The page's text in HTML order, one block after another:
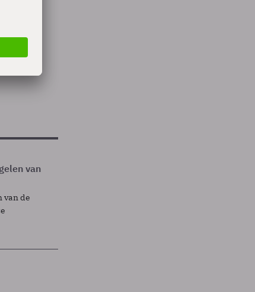
van
van de